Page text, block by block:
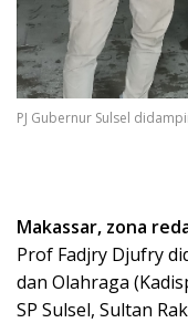
PJ Gubernur Sulsel
Makassar, zona
Prof Fadjry Djufry
dan Olahraga
SP Sulsel, Sultan